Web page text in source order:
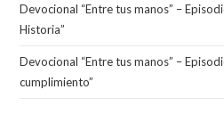
Devocional “Entre tus manos” –
Historia”
Devocional “Entre tus manos” –
cumplimiento”